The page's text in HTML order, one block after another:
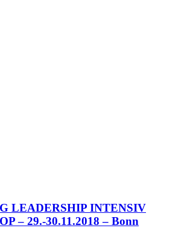
LEADERSHIP INTENSIV
– 29.-30.11.2018 – Bonn